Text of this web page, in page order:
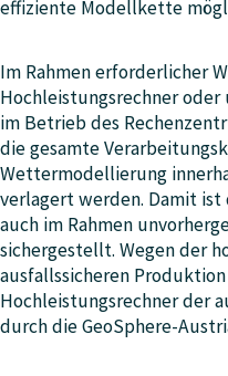
effiziente Modellkette
Im Rahmen erforderlicher
Hochleistungsrechner
im Betrieb des
die gesamte
Wettermodellierung
verlagert werden. Damit
auch im Rahmen
sichergestellt. Wegen der
ausfallssicheren
Hochleistungsrechner der
durch die GeoSphere-